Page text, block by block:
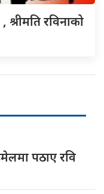
रविनाको
पठाए रवि